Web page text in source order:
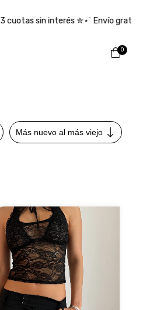
$150.000 ₊˚⊹ ᰔ ✮⋆˙ 10%
0